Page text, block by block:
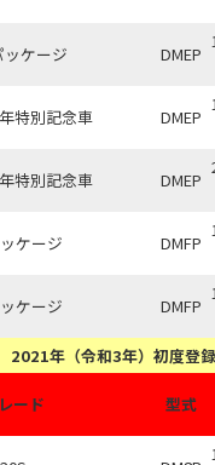
ッケージ DMEP
特別記念車 DMEP
特別記念車 DMEP
ケージ DMFP
ケージ DMFP
2021年（令和3年）初度登
ード 型式